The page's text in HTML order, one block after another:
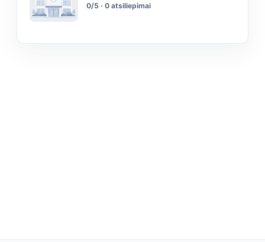
0/5 · 0 atsiliepimai